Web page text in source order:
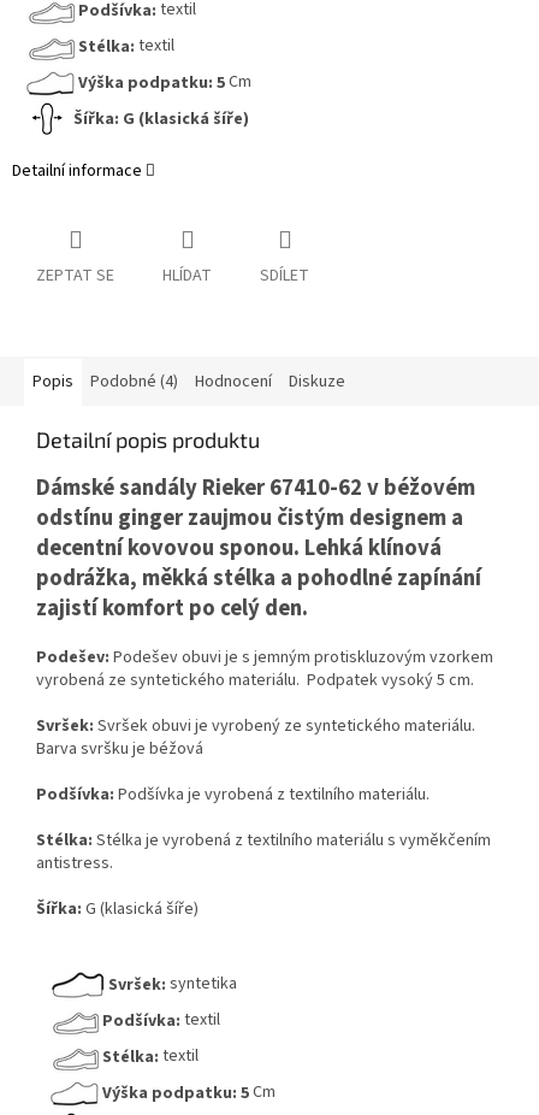
Podšívka: textil
Stélka: textil
Výška podpatku: 5Cm
Šířka: G (klasická šíře)
Detailní informace
ZEPTAT SE HLÍDAT SDÍLET
Popis Podobné (4) Hodnocení Diskuze
Detailní popis produktu
Dámské sandályRieker67410-62 v béžovém
odstínu ginger zaujmou čistým designem a
decentní kovovou sponou. Lehká klínová
podrážka, měkká stélka a pohodlné zapínání
zajistí komfort po celý den.
Podešev: Podešev obuvi je s jemným protiskluzovým vzorkem
vyrobená ze syntetického materiálu. Podpatek vysoký 5 cm.
Svršek: Svršek obuvi je vyrobený ze syntetického materiálu.
Barva svršku je béžová
Podšívka: Podšívka je vyrobená z textilního materiálu.
Stélka: Stélka je vyrobená z textilního materiálu s vyměkčením
antistress.
Šířka: G (klasická šíře)
Svršek: syntetika
Podšívka: textil
Stélka: textil
Výška podpatku: 5Cm